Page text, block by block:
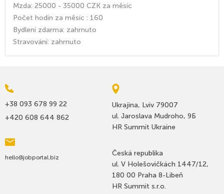
Mzda: 25000 - 35000 CZK za měsíc
Počet hodin za měsíc : 160
Bydlení zdarma: zahrnuto
Stravování: zahrnuto
Ukrajina, Lviv 79007
ul. Jaroslava Mudroho, 9Б
HR Summit Ukraine
Česká republika
ul. V Holešovičkách 1447/12,
180 00 Praha 8-Libeň
HR Summit s.r.o.
+38 093 678 99 22
+420 608 644 862
hello@jobportal.biz